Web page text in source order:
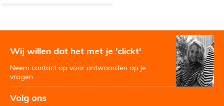
Wij willen dat het met je 'clickt'
Neem contact op voor antwoorden op je
vragen
Volg ons